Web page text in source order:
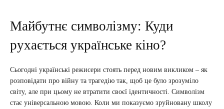
Майбутнє символізму: Куди
рухається українське кіно?
Сьогодні українські режисери стоять перед новим викликом – як
розповідати про війну та трагедію так, щоб це було зрозуміло
світу, але при цьому не втратити своєї ідентичності. Символізм
стає універсальною мовою. Коли ми показуємо зруйновану школу